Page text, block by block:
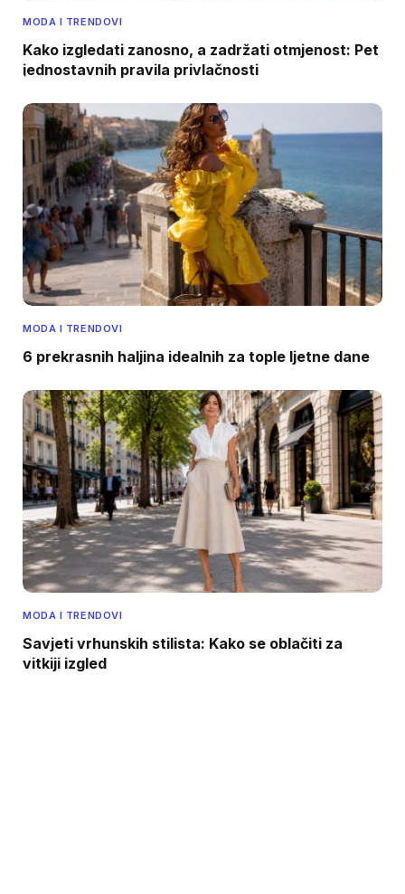
MODA I TRENDOVI
Kako izgledati zanosno, a zadržati otmjenost: Pet
jednostavnih pravila privlačnosti
MODA I TRENDOVI
6 prekrasnih haljina idealnih za tople ljetne dane
MODA I TRENDOVI
Savjeti vrhunskih stilista: Kako se oblačiti za
vitkiji izgled